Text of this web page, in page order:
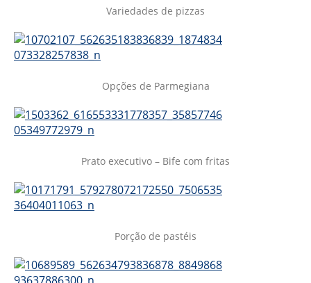
Variedades de pizzas
Opções de Parmegiana
Prato executivo – Bife com fritas
Porção de pastéis